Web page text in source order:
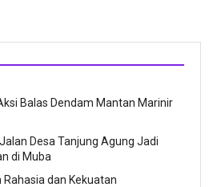
Balas Dendam Mantan Marinir
Desa Tanjung Agung Jadi
di Muba
Rahasia dan Kekuatan